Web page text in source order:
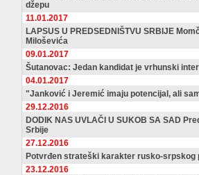
džepu
11.01.2017
LAPSUS U PREDSEDNIŠTVU SRBIJE
Miloševića
09.01.2017
Šutanovac: Jedan kandidat je vrhunski
04.01.2017
"Janković i Jeremić imaju potencijal, ali
29.12.2016
DODIK NAS UVLAČI U SUKOB SA SAD
Srbije
27.12.2016
Potvrđen strateški karakter rusko-srpskog
23.12.2016